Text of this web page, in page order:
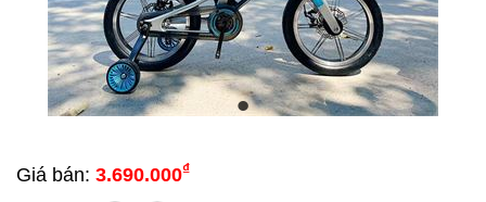
Giá bán: 3.690.000₫